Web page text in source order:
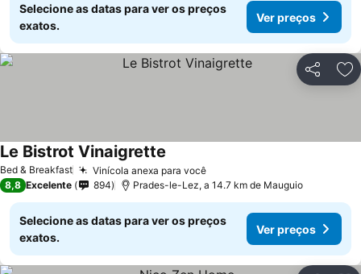
Selecione as datas para ver os preços
exatos.
Ver preços
Partilhar
Bed & Breakfast Vinícola anexa para você
Le Bistrot Vinaigrette
8,8 Excelente 894 Prades-le-Lez, a 14.7 km de Mauguio
Selecione as datas para ver os preços
exatos.
Ver preços